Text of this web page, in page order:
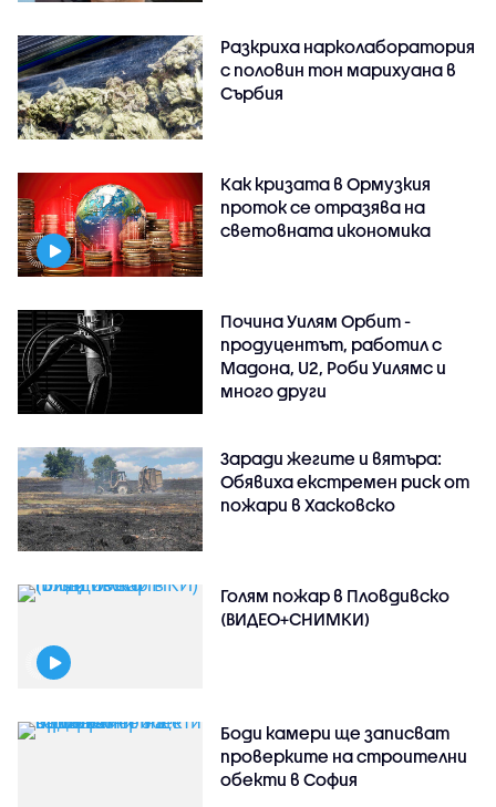
Разкриха нарколаборатория
с половин тон марихуана в
Сърбия
Как кризата в Ормузкия
проток се отразява на
световната икономика
Почина Уилям Орбит -
продуцентът, работил с
Мадона, U2, Роби Уилямс и
много други
Заради жегите и вятъра:
Обявиха екстремен риск от
пожари в Хасковско
Голям пожар в Пловдивско
(ВИДЕО+СНИМКИ)
Боди камери ще записват
проверките на строителни
обекти в София